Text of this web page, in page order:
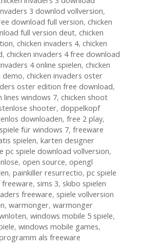
3 downlod vollversion,
download full version, chicken
full version deut, chicken
, chicken invaders 4, chicken
, chicken invaders 4 free download
4 online spielen, chicken
demo, chicken invaders oster
oster edition free download,
lines windows 7, chicken shoot
shooter, doppelkopf
downloaden, free 2 play,
für windows 7, freeware
spielen, karten designer
pc spiele download vollversion,
, open source, opengl
, painkiller resurrectio, pc spiele
freeware, sims 3, skibo spielen
freeware, spiele vollversion
, warmonger, warmonger
, windows mobile 5 spiele,
, windows mobile games,
als freeware